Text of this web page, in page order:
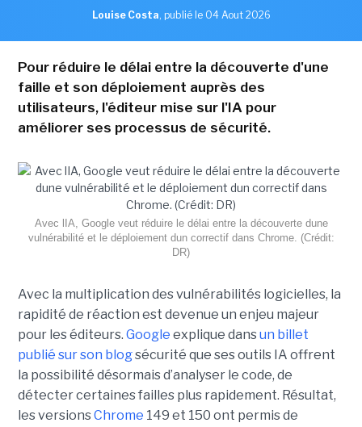
Louise Costa, publié le 04 Aout 2026
Pour réduire le délai entre la découverte d'une
faille et son déploiement auprès des
utilisateurs, l'éditeur mise sur l'IA pour
améliorer ses processus de sécurité.
Avec lIA, Google veut réduire le délai entre la découverte dune
vulnérabilité et le déploiement dun correctif dans Chrome. (Crédit:
DR)
Avec la multiplication des vulnérabilités logicielles, la
rapidité de réaction est devenue un enjeu majeur
pour les éditeurs. Google explique dansun billet
publié sur son blogsécurité que ses outils IA offrent
la possibilité désormais d’analyser le code, de
détecter certaines failles plus rapidement. Résultat,
les versionsChrome 149 et 150 ont permis de